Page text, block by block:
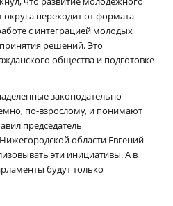
переходит от формата
с интеграцией молодых
решений. Это
общества и подготовке
законодательно
по-взрослому, и понимают
председатель
области Евгений
эти инициативы. А в
будут только